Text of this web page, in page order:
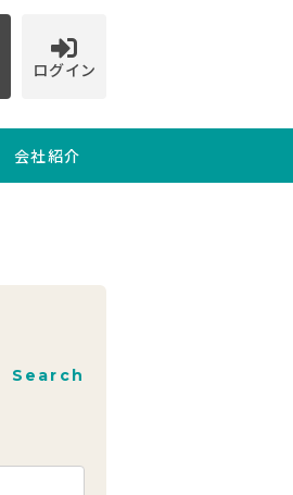
ログイン
会社紹介
Search